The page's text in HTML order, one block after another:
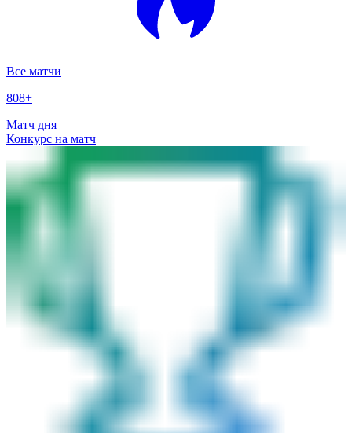
Все матчи
808+
Матч дня
Конкурс на матч